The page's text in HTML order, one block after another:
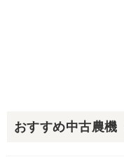
おすすめ中古農機